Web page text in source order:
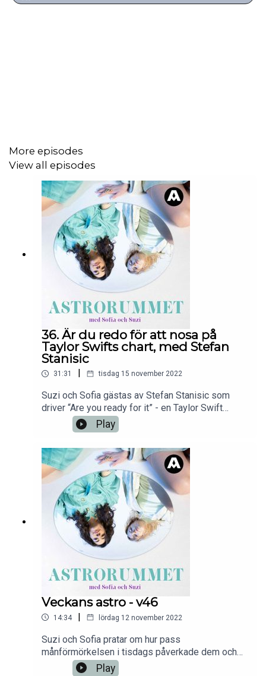
En podd från Aller Media.
More episodes
View all episodes
36. Är du redo för att nosa på
Taylor Swifts chart, med Stefan
Stanisic
31:31 tisdag 15 november 2022
Suzi och Sofia gästas av Stefan Stanisic som
driver “Are you ready for it” - en Taylor Swift
nattklubb. Det är vad det låter som: en klubbkväll,
helt tillägnad artisten Taylor Swift. Givetvis kan
inte Sofia låta bli att nosa på Taylor Swifts chart
och gänget diskuterar på vilka sätt artisten kan
kopplas till vissa tecken. En podd från Aller
Media.
Play
Veckans astro - v46
14:34 | lördag 12 november 2022
Suzi och Sofia pratar om hur pass
månförmörkelsen i tisdags påverkade dem och
Sofia berättar hur nästa vecka kommer att se ut
Play